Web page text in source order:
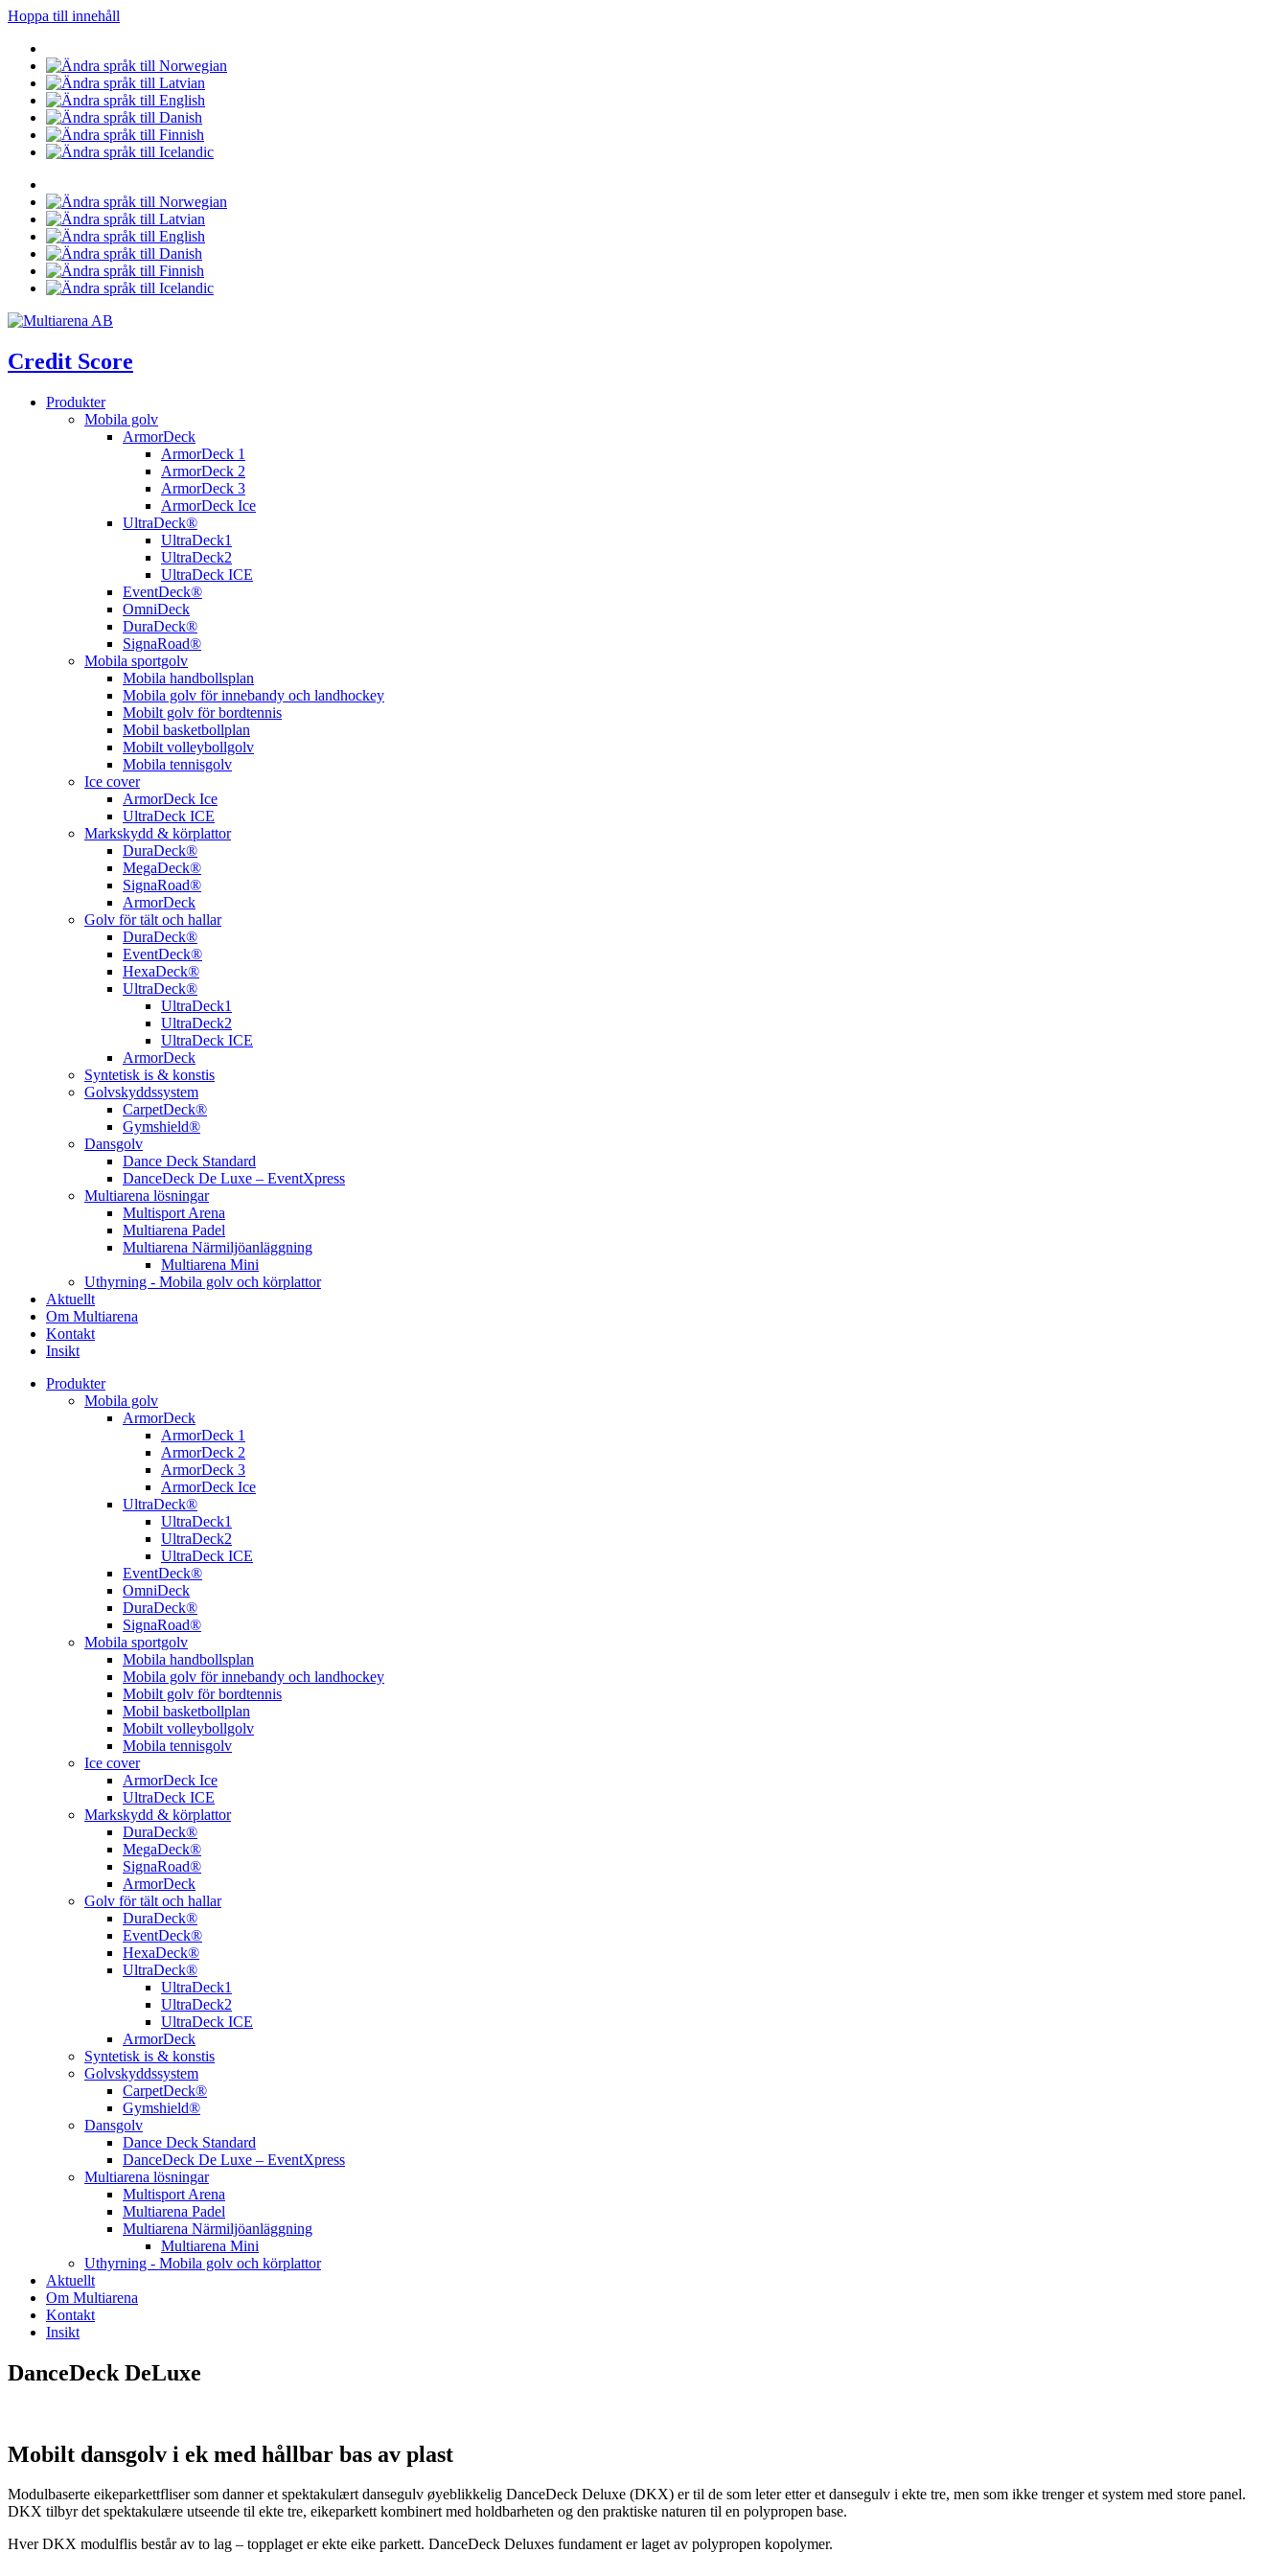
Hoppa till innehåll
Credit Score
Produkter
Mobila golv
ArmorDeck
ArmorDeck 1
ArmorDeck 2
ArmorDeck 3
ArmorDeck Ice
UltraDeck®
UltraDeck1
UltraDeck2
UltraDeck ICE
EventDeck®
OmniDeck
DuraDeck®
SignaRoad®
Mobila sportgolv
Mobila handbollsplan
Mobila golv för innebandy och landhockey
Mobilt golv för bordtennis
Mobil basketbollplan
Mobilt volleybollgolv
Mobila tennisgolv
Ice cover
ArmorDeck Ice
UltraDeck ICE
Markskydd & körplattor
DuraDeck®
MegaDeck®
SignaRoad®
ArmorDeck
Golv för tält och hallar
DuraDeck®
EventDeck®
HexaDeck®
UltraDeck®
UltraDeck1
UltraDeck2
UltraDeck ICE
ArmorDeck
Syntetisk is & konstis
Golvskyddssystem
CarpetDeck®
Gymshield®
Dansgolv
Dance Deck Standard
DanceDeck De Luxe – EventXpress
Multiarena lösningar
Multisport Arena
Multiarena Padel
Multiarena Närmiljöanläggning
Multiarena Mini
Uthyrning - Mobila golv och körplattor
Aktuellt
Om Multiarena
Kontakt
Insikt
Produkter
Mobila golv
ArmorDeck
ArmorDeck 1
ArmorDeck 2
ArmorDeck 3
ArmorDeck Ice
UltraDeck®
UltraDeck1
UltraDeck2
UltraDeck ICE
EventDeck®
OmniDeck
DuraDeck®
SignaRoad®
Mobila sportgolv
Mobila handbollsplan
Mobila golv för innebandy och landhockey
Mobilt golv för bordtennis
Mobil basketbollplan
Mobilt volleybollgolv
Mobila tennisgolv
Ice cover
ArmorDeck Ice
UltraDeck ICE
Markskydd & körplattor
DuraDeck®
MegaDeck®
SignaRoad®
ArmorDeck
Golv för tält och hallar
DuraDeck®
EventDeck®
HexaDeck®
UltraDeck®
UltraDeck1
UltraDeck2
UltraDeck ICE
ArmorDeck
Syntetisk is & konstis
Golvskyddssystem
CarpetDeck®
Gymshield®
Dansgolv
Dance Deck Standard
DanceDeck De Luxe – EventXpress
Multiarena lösningar
Multisport Arena
Multiarena Padel
Multiarena Närmiljöanläggning
Multiarena Mini
Uthyrning - Mobila golv och körplattor
Aktuellt
Om Multiarena
Kontakt
Insikt
DanceDeck DeLuxe
Mobilt dansgolv i ek med hållbar bas av plast
Modulbaserte eikeparkettfliser som danner et spektakulært dansegulv øyeblikkelig DanceDeck Deluxe (DKX) er til de som leter etter et dansegulv i ekte tre, men som ikke trenger et system med store panel.
DKX tilbyr det spektakulære utseende til ekte tre, eikeparkett kombinert med holdbarheten og den praktiske naturen til en polypropen base.
Hver DKX modulflis består av to lag – topplaget er ekte eike parkett. DanceDeck Deluxes fundament er laget av polypropen kopolymer.